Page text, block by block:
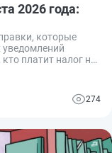
2026 года:
которые
платит налог на
в очередных
от 28.11.2025. 274